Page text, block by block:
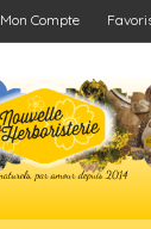
Mon Compte